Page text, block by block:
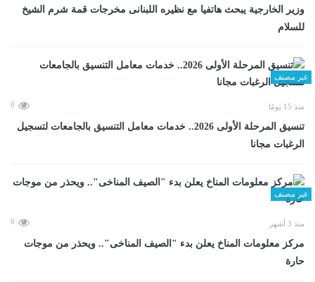
وزير الخارجية يبحث هاتفيا مع نظيره اللبنانى مخرجات قمة شرم الشيخ
للسلام
غير مصنف
منذ 15 يومًا 0
تنسيق المرحلة الأولى 2026.. خدمات معامل التنسيق بالجامعات لتسجيل
الرغبات مجانا
غير مصنف
منذ 3 أشهر 0
مركز معلومات المناخ يعلن بدء "الصيف المناخى".. ويحذر من موجات
حارة